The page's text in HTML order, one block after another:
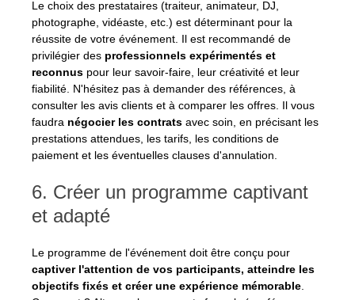
Le choix des prestataires (traiteur, animateur, DJ,
photographe, vidéaste, etc.) est déterminant pour la
réussite de votre événement. Il est recommandé de
privilégier des professionnels expérimentés et
reconnus pour leur savoir-faire, leur créativité et leur
fiabilité. N'hésitez pas à demander des références, à
consulter les avis clients et à comparer les offres. Il vous
faudra négocier les contrats avec soin, en précisant les
prestations attendues, les tarifs, les conditions de
paiement et les éventuelles clauses d'annulation.
6. Créer un programme captivant
et adapté
Le programme de l'événement doit être conçu pour
captiver l'attention de vos participants, atteindre les
objectifs fixés et créer une expérience mémorable